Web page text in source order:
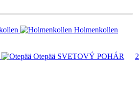
Holmenkollen
Otepää SVETOVÝ POHÁR